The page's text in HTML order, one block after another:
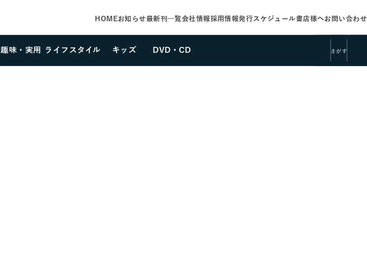
HOMEお知らせ最新刊一覧会社情報採用情報発行スケジュール書店様へお問い合わせ
趣味・実用 ライフスタイル キッズ DVD・CD さがす
カテゴリーを選択する